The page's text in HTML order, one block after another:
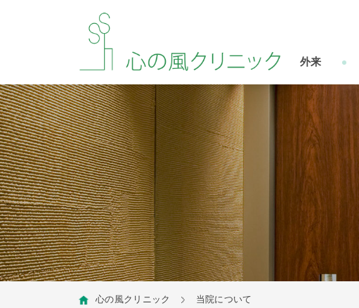
外来
心の風クリニック 当院について